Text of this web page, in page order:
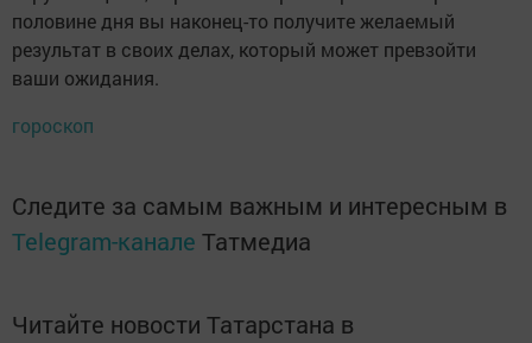
половине дня вы наконец-то получите желаемый
результат в своих делах, который может превзойти
ваши ожидания.
гороскоп
Следите за самым важным и интересным в
Telegram-канале Татмедиа
Читайте новости Татарстана в